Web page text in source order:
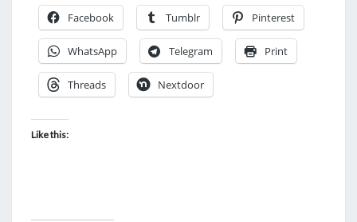
Facebook Tumblr Pinterest
WhatsApp Telegram Print
Threads Nextdoor
Like this: